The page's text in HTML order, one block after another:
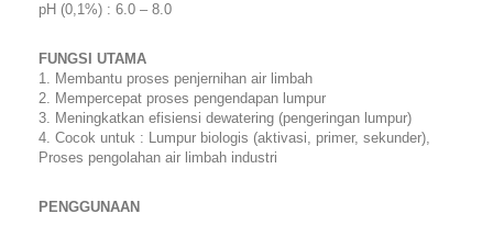
pH (0,1%) : 6.0 – 8.0
FUNGSI UTAMA
1. Membantu proses penjernihan air limbah
2. Mempercepat proses pengendapan lumpur
3. Meningkatkan efisiensi dewatering (pengeringan lumpur)
4. Cocok untuk : Lumpur biologis (aktivasi, primer, sekunder),
Proses pengolahan air limbah industri
PENGGUNAAN